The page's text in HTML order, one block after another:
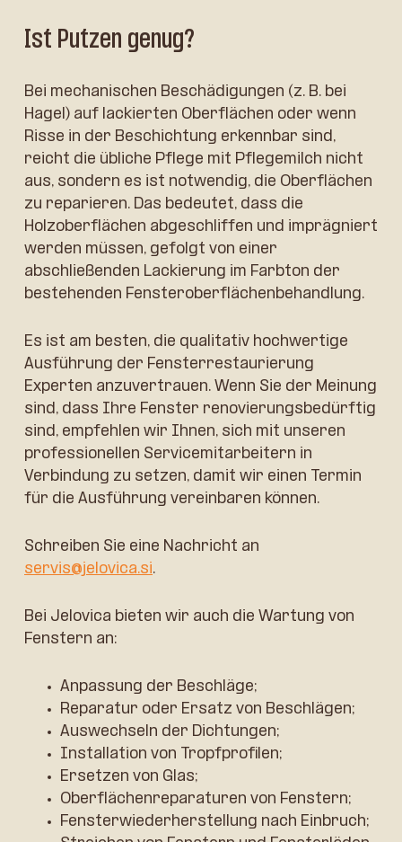
Ist Putzen genug?
Bei mechanischen Beschädigungen (z. B. bei
Hagel) auf lackierten Oberflächen oder wenn
Risse in der Beschichtung erkennbar sind,
reicht die übliche Pflege mit Pflegemilch nicht
aus, sondern es ist notwendig, die Oberflächen
zu reparieren. Das bedeutet, dass die
Holzoberflächen abgeschliffen und imprägniert
werden müssen, gefolgt von einer
abschließenden Lackierung im Farbton der
bestehenden Fensteroberflächenbehandlung.
Es ist am besten, die qualitativ hochwertige
Ausführung der Fensterrestaurierung
Experten anzuvertrauen. Wenn Sie der Meinung
sind, dass Ihre Fenster renovierungsbedürftig
sind, empfehlen wir Ihnen, sich mit unseren
professionellen Servicemitarbeitern in
Verbindung zu setzen, damit wir einen Termin
für die Ausführung vereinbaren können.
Schreiben Sie eine Nachricht an
servis@jelovica.si.
Bei Jelovica bieten wir auch die Wartung von
Fenstern an:
Anpassung der Beschläge;
Reparatur oder Ersatz von Beschlägen;
Auswechseln der Dichtungen;
Installation von Tropfprofilen;
Ersetzen von Glas;
Oberflächenreparaturen von Fenstern;
Fensterwiederherstellung nach Einbruch;